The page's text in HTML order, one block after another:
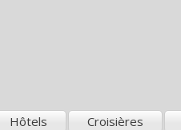
Hôtels Croisières